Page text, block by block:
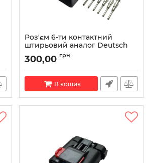
Роз'єм 6-ти контактний
штирьовий аналог Deutsch
Артикул: DT04-6P
300,00 грн
В кошик